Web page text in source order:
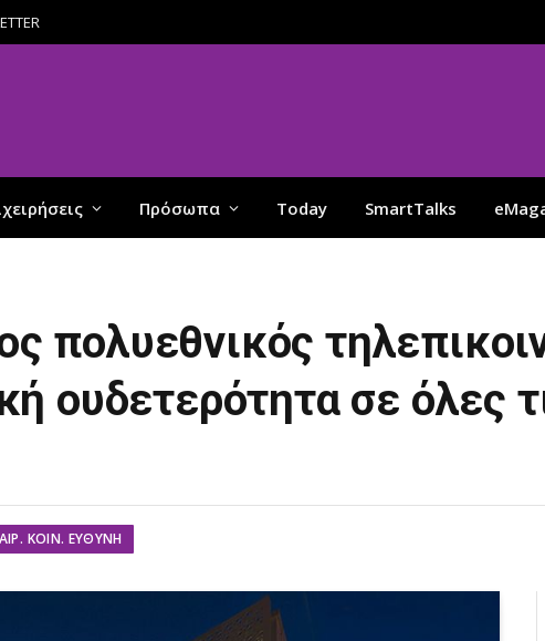
Πρόσωπα Today SmartTalks
πολυεθνικός
ουδετερότητα σε όλες
ΚΟΙΝ. ΕΥΘΎΝΗ